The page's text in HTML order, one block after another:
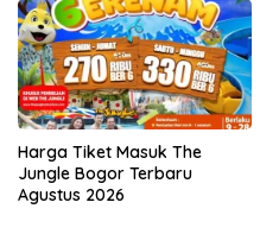
Harga Tiket Masuk The
Jungle Bogor Terbaru
Agustus 2026